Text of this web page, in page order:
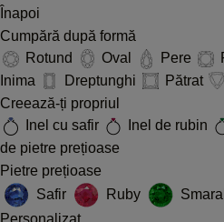
Înapoi
Cumpără după formă
Rotund
Oval Pere
Inima
Dreptunghi Pătrat
Creează-ți propriul
Inel cu safir
Inel de rubin
de pietre prețioase
Pietre prețioase
Safir
Ruby